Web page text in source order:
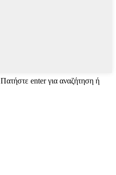
Πατήστε enter για αναζήτηση ή